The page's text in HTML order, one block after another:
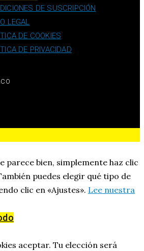
DE SUSCRIPCIÓN
LEGAL
DE COOKIES
DE PRIVACIDAD
parece bien, simplemente haz clic
puedes elegir qué tipo de
clic en «Ajustes». Lee nuestra
aceptar. Tu elección será